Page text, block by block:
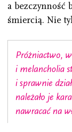
a bezczynność
śmiercią. Nie
Próżniactwo,
i melancholia
i sprawnie
należało je
nawracać na